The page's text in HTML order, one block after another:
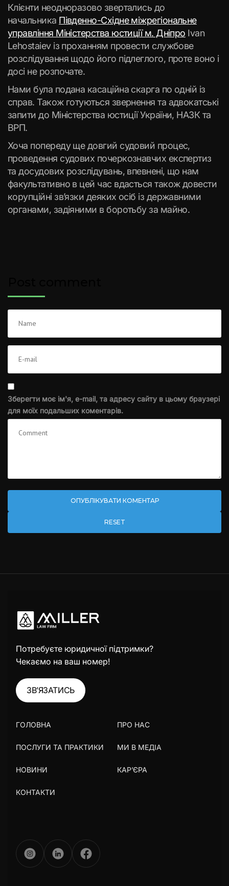
Клієнти неодноразово звертались до
начальника Південно-Східне міжрегіональне
управління Міністерства юстиції м. Дніпро Ivan
Lehostaiev із проханням провести службове
розслідування щодо його підлеглого, проте воно і
досі не розпочате.
Нами була подана касаційна скарга по одній із
справ. Також готуються звернення та адвокатські
запити до Міністерства юстиції України, НАЗК та
ВРП.
Хоча попереду ще довгий судовий процес,
проведення судових почеркознавчих експертиз
та досудових розслідувань, впевнені, що нам
факультативно в цей час вдасться також довести
корупційні зв’язки деяких осіб із державними
органами, задіяними в боротьбу за майно.
Зберегти моє ім'я, e-mail, та адресу сайту в цьому браузері
для моїх подальших коментарів.
RESET
Потребуєте юридичної підтримки?
Чекаємо на ваш номер!
ЗВ’ЯЗАТИСЬ
ГОЛОВНА ПРО НАС
ПОСЛУГИ ТА ПРАКТИКИ МИ В МЕДІА
НОВИНИ КАР’ЄРА
КОНТАКТИ